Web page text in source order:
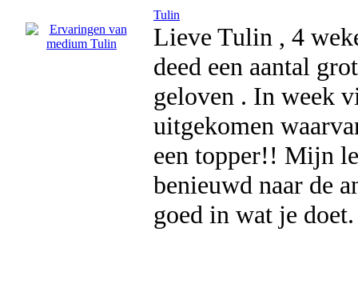
Tulin
Lieve Tulin , 4
deed een aantal
geloven . In week
uitgekomen
een topper!! Mijn
benieuwd naar de
goed in wat je